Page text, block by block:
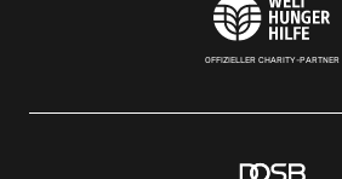
OFFIZIELLER CHARITY-PARTNER